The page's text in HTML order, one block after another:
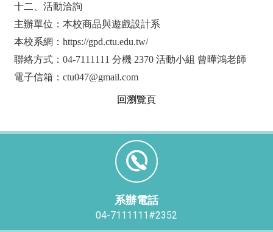
十二、活動洽詢
主辦單位：本校商品與遊戲設計系
本校系網：https://gpd.ctu.edu.tw/
聯絡方式：04-7111111 分機 2370 活動小組 曾曄鴻老師
電子信箱：ctu047@gmail.com
回瀏覽頁
系辦電話
04-7111111#2352